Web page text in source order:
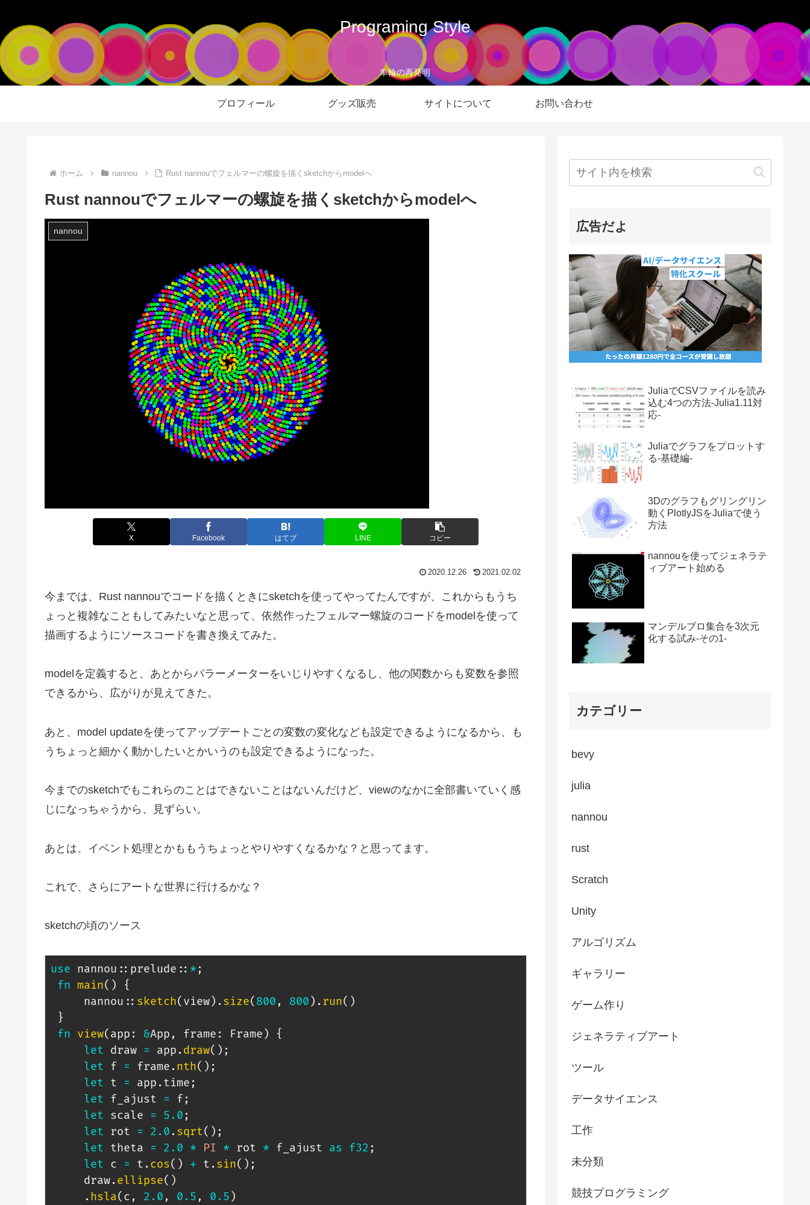
Programing Style
車輪の再発明
プロフィール グッズ販売 サイトについて お問い合わせ
ホーム nannou Rust nannouでフェルマーの螺旋を描くsketchからmodelへ
Rust nannouでフェルマーの螺旋を描くsketchからmodelへ
nannou
X Facebook はてブ LINE コピー
2020.12.26 2021.02.02
今までは、Rust nannouでコードを描くときにsketchを使ってやってたんですが、これからもうち
ょっと複雑なこともしてみたいなと思って、依然作ったフェルマー螺旋のコードをmodelを使って
描画するようにソースコードを書き換えてみた。
modelを定義すると、あとからパラーメーターをいじりやすくなるし、他の関数からも変数を参照
できるから、広がりが見えてきた。
あと、model updateを使ってアップデートごとの変数の変化なども設定できるようになるから、も
うちょっと細かく動かしたいとかいうのも設定できるようになった。
今までのsketchでもこれらのことはできないことはないんだけど、viewのなかに全部書いていく感
じになっちゃうから、見ずらい。
あとは、イベント処理とかももうちょっとやりやすくなるかな？と思ってます。
これで、さらにアートな世界に行けるかな？
sketchの頃のソース
use nannou :: prelude :: * ;
fn main( )
{
nannou :: sketch( view) . size( 800 , 800 ) . run( )
}
fn view( app : &App , frame : Frame )
{
let draw = app . draw( ) ;
let f = frame . nth( ) ;
let t = app . time ;
let f_ajust = f ;
let scale = 5.0 ;
let rot = 2.0 . sqrt( ) ;
let theta = 2.0 * PI * rot * f_ajust as f32 ;
let c = t . cos( ) + t . sin( ) ;
     draw
. ellipse( )
. hsla( c , 2.0 , 0.5 , 0.5 )
広告だよ
JuliaでCSVファイルを読み
込む4つの方法-Julia1.11対
応-
Juliaでグラフをプロットす
る-基礎編-
3Dのグラフもグリングリン
動くPlotlyJSをJuliaで使う
方法
nannouを使ってジェネラテ
ィブアート始める
マンデルブロ集合を3次元
化する試み-その1-
カテゴリー
bevy
julia
nannou
rust
Scratch
Unity
アルゴリズム
ギャラリー
ゲーム作り
ジェネラティブアート
ツール
データサイエンス
工作
未分類
競技プログラミング